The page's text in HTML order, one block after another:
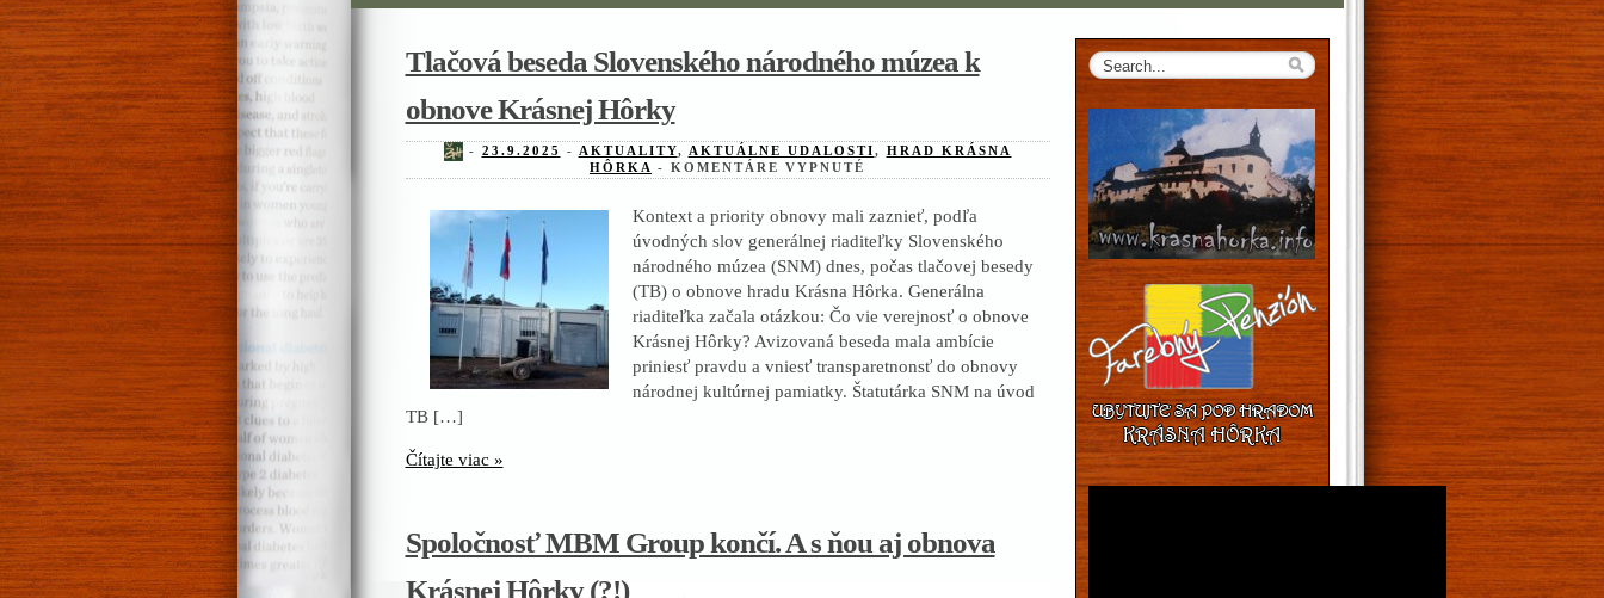
Tlačová beseda Slovenského národného múzea k
obnove Krásnej Hôrky
- 23.9.2025 - AKTUALITY, AKTUÁLNE UDALOSTI, HRAD KRÁSNA
HÔRKA - KOMENTÁRE VYPNUTÉ
TLAČOVÁ
SLOVENSKÉHO
NÁRODNÉHO
MÚZEA
K
OBNOVE
KRÁSNEJ
HÔRKY
Kontext a priority obnovy mali zaznieť, podľa
úvodných slov generálnej riaditeľky Slovenského
národného múzea (SNM) dnes, počas tlačovej besedy
(TB) o obnove hradu Krásna Hôrka. Generálna
riaditeľka začala otázkou: Čo vie verejnosť o obnove
Krásnej Hôrky? Avizovaná beseda mala ambície
priniesť pravdu a vniesť transparetnonsť do obnovy
národnej kultúrnej pamiatky. Štatutárka SNM na úvod
TB […]
Čítajte viac »
Spoločnosť MBM Group končí. A s ňou aj obnova
Krásnej Hôrky (?!)